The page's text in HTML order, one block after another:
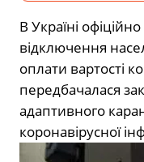
В Україні
відключення
оплати вартості
передбачалася
адаптивного
коронавірусної